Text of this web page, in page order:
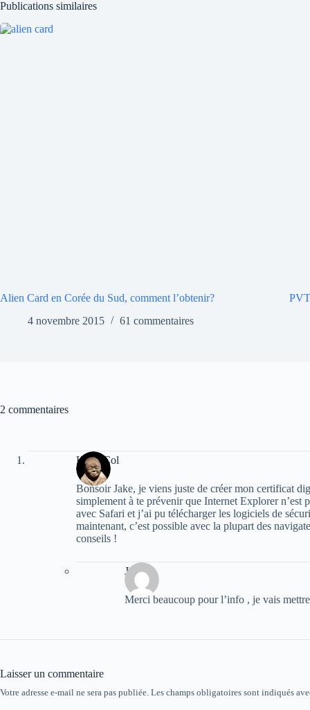
Publications similaires
Alien Card en Corée du Sud, comment l’obtenir?
4 novembre 2015
61 commentaires
2 commentaires
KévinCol
Bonsoir Jake, je viens juste de créer mon certificat
simplement à te prévenir que Internet Explorer n’est
avec Safari et j’ai pu télécharger les logiciels de
maintenant, c’est possible avec la plupart des
conseils !
Jake
Merci beaucoup pour l’info , je vais
Laisser un commentaire
Votre adresse e-mail ne sera pas publiée. Les champs obligatoires sont indiqués